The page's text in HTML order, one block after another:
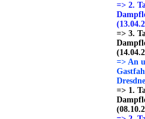
=> 2.
=> 3.
=> An
=> 1.